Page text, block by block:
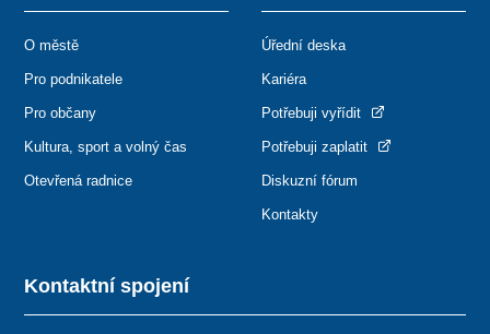
Kontaktní spojení
O městě
Pro podnikatele
Pro občany
Kultura, sport a volný čas
Otevřená radnice
Úřední deska
Kariéra
Potřebuji vyřídit
Potřebuji zaplatit
Diskuzní fórum
Kontakty